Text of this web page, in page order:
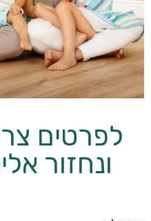
לפרטים
ונחזור